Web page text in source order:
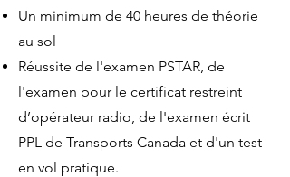
Un minimum de 40 heures de théorie
au sol
Réussite de l'examen PSTAR, de
l'examen pour le certificat restreint
d’opérateur radio, de l'examen écrit
PPL de Transports Canada et d'un test
en vol pratique.